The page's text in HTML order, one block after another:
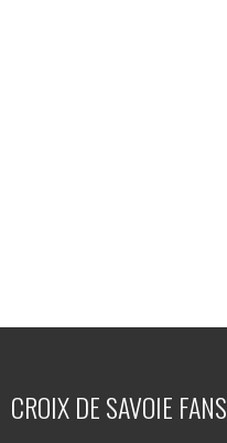
CROIX DE SAVOIE FANS